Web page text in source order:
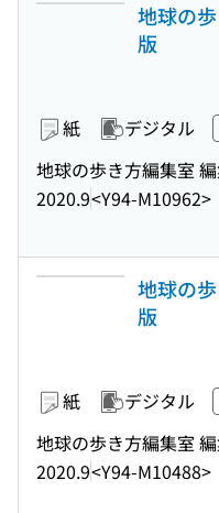
地球の
版
紙 デジタル
地球の歩き方編集室
2020.9<Y94-M10962>
地球の
版
紙 デジタル
地球の歩き方編集室
2020.9<Y94-M10488>